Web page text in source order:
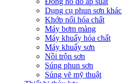
Dụng cụ phun sơn khác
Khớp nối hóa chất
Máy bơm màng
Máy khuấy hóa chất
Máy khuấy sơn
Nồi trộn sơn
Súng phun sơn
Súng vẽ mỹ thuật